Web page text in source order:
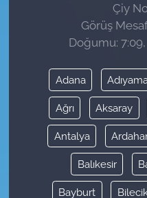
Çiy
Görüş
Doğumu: 7:09,
Adana
Ağrı Aksaray
Antalya
Balıkesir
Bayburt